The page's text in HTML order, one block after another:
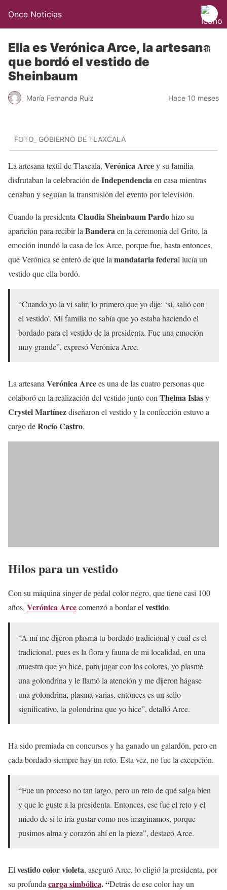
Once Noticias
Ella es Verónica Arce, la artesana
que bordó el vestido de
Sheinbaum
María Fernanda Ruiz Hace 10 meses
FOTO_ GOBIERNO DE TLAXCALA
La artesana textil de Tlaxcala, Verónica Arcey su familia
disfrutaban la celebración deIndependenciaen casa mientras
cenaban y seguían la transmisión del evento por televisión.
Cuando la presidenta Claudia Sheinbaum Pardohizo su
aparición para recibir la Banderaen la ceremonia del Grito, la
emoción inundó la casa de los Arce, porque fue, hasta entonces,
que Verónica se enteró de que la mandataria federal lucía un
vestido que ella bordó.
“Cuando yo la vi salir, lo primero que yo dije: ‘sí, salió con
el vestido’. Mi familia no sabía que yo estaba haciendo el
bordado para el vestido de la presidenta. Fue una emoción
muy grande”, expresó Verónica Arce.
La artesana Verónica Arcees una de las cuatro personas que
colaboró en la realización del vestido junto con Thelma Islasy
Crystel Martínezdiseñaron el vestido y la confección estuvo a
cargo deRocío Castro.
Hilos para un vestido
Con su máquina singer de pedal color negro, que tiene casi 100
años, Verónica Arcecomenzó a bordar el vestido.
“A mí me dijeron plasma tu bordado tradicional y cuál es el
tradicional, pues es la flora y fauna de mi localidad, en una
muestra que yo hice, para jugar con los colores, yo plasmé
una golondrina y le llamó la atención y me dijeron hágase
una golondrina, plasma varias, entonces es un sello
significativo, la golondrina que yo hice”, detalló Arce.
Ha sido premiada en concursos y ha ganado un galardón, pero en
cada bordado siempre hay un reto. Esta vez, no fue la excepción.
“Fue un proceso no tan largo, pero un reto de qué salga bien
y que le guste a la presidenta. Entonces, ese fue el reto y el
miedo de si le iría gustar como nos imaginamos, porque
pusimos alma y corazón ahí en la pieza”, destacó Arce.
El vestido color violeta, aseguró Arce, lo eligió la presidenta, por
su profunda carga simbólica. “Detrás de ese color hay un